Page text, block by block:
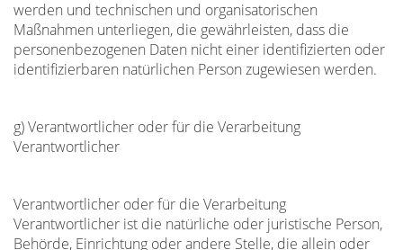
werden und technischen und organisatorischen
Maßnahmen unterliegen, die gewährleisten, dass die
personenbezogenen Daten nicht einer identifizierten oder
identifizierbaren natürlichen Person zugewiesen werden.
g) Verantwortlicher oder für die Verarbeitung
Verantwortlicher
Verantwortlicher oder für die Verarbeitung
Verantwortlicher ist die natürliche oder juristische Person,
Behörde, Einrichtung oder andere Stelle, die allein oder